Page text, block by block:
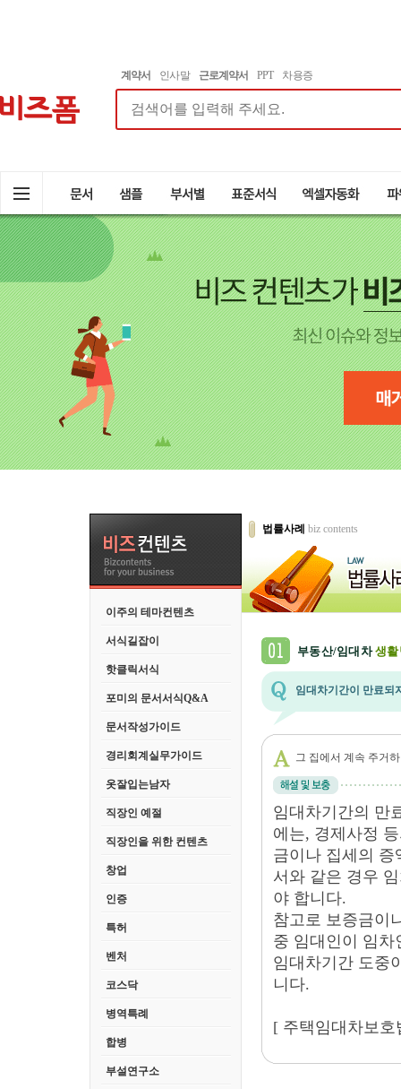
계약서 인사말 근로계약서 PPT 차용증
이주의 테마컨텐츠
서식길잡이
핫클릭서식
포미의 문서서식Q&A
문서작성가이드
경리회계실무가이드
옷잘입는남자
직장인 예절
직장인을 위한 컨텐츠
창업
인증
특허
벤처
코스닥
병역특례
합병
부설연구소
법률사례 biz contents
부동산/임대차생
임대차기간이 만료되
그 집에서 계속 주거
임대차기간의 만
에는, 경제사정
금이나 집세의
서와 같은 경우
야 합니다.
참고로 보증금이
중 임대인이 임
임대차기간 도중
니다.
[ 주택임대차보호